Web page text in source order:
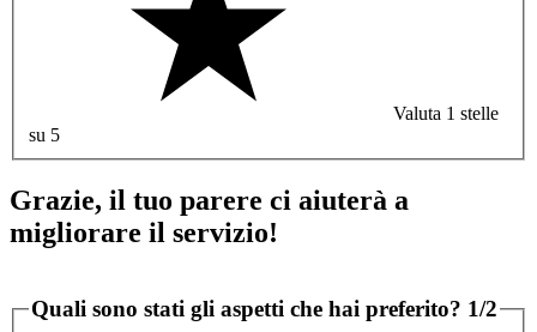
Valuta 1 stelle
su 5
Grazie, il tuo parere ci aiuterà a
migliorare il servizio!
Quali sono stati gli aspetti che hai preferito? 1/2